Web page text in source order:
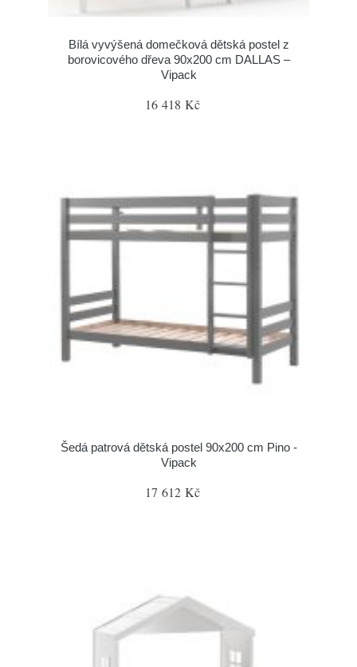
Bílá vyvýšená domečková dětská postel z
borovicového dřeva 90x200 cm DALLAS –
Vipack
16 418 Kč
Šedá patrová dětská postel 90x200 cm Pino -
Vipack
17 612 Kč